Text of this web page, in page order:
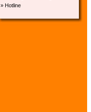
» Hotline